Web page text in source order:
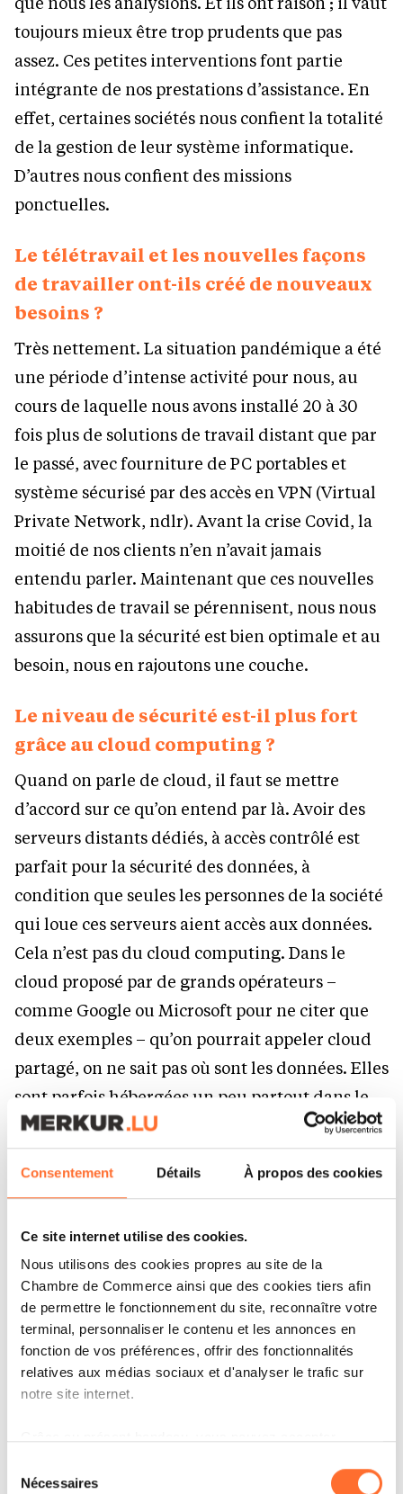
Consentement Détails À propos des cookies
Ce site internet utilise des cookies.
Nous utilisons des cookies propres au site de la
Chambre de Commerce ainsi que des cookies tiers afin
de permettre le fonctionnement du site, reconnaître votre
terminal, personnaliser le contenu et les annonces en
fonction de vos préférences, offrir des fonctionnalités
relatives aux médias sociaux et d'analyser le trafic sur
notre site internet.
à l’exception des cookies strictement nécessaires au
Nécessaires
toujours mieux être trop prudents que pas
assez. Ces petites interventions font partie
intégrante de nos prestations d’assistance. En
effet, certaines sociétés nous confient la totalité
de la gestion de leur système informatique.
D’autres nous confient des missions
ponctuelles.
Le télétravail et les nouvelles façons
de travailler ont-ils créé de nouveaux
besoins ?
Très nettement. La situation pandémique a été
une période d’intense activité pour nous, au
cours de laquelle nous avons installé 20 à 30
fois plus de solutions de travail distant que par
le passé, avec fourniture de PC portables et
système sécurisé par des accès en VPN (Virtual
Private Network, ndlr). Avant la crise Covid, la
moitié de nos clients n’en n’avait jamais
entendu parler. Maintenant que ces nouvelles
habitudes de travail se pérennisent, nous nous
assurons que la sécurité est bien optimale et au
besoin, nous en rajoutons une couche.
Le niveau de sécurité est-il plus fort
grâce au cloud computing ?
Quand on parle de cloud, il faut se mettre
d’accord sur ce qu’on entend par là. Avoir des
serveurs distants dédiés, à accès contrôlé est
parfait pour la sécurité des données, à
condition que seules les personnes de la société
qui loue ces serveurs aient accès aux données.
Cela n’est pas du cloud computing. Dans le
cloud proposé par de grands opérateurs –
comme Google ou Microsoft pour ne citer que
deux exemples – qu’on pourrait appeler cloud
partagé, on ne sait pas où sont les données. Elles
sont parfois hébergées un peu partout dans le
monde, en particulier les backups, et leur
sécurité ne peut pas être garantie à 100% car
des intrusions via internet ou la récupération
donc de disposer d’un serveur privé au sein de
l’entreprise ou d’un datacenter, avec cryptage
des données et accès restreint au moyen d’un
VPN sécurisé.
Si vous deviez donner trois conseils
essentiels à des PME pour leur
Il y en aurait quatre ! Tout d’abord, la mise en